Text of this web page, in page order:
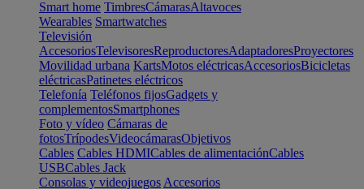
Smart home TimbresCámarasAltavoces
Wearables Smartwatches
Televisión
AccesoriosTelevisoresReproductoresAdaptadoresProyectores
Movilidad urbana KartsMotos eléctricasAccesoriosBicicletas
eléctricasPatinetes eléctricos
Telefonía Teléfonos fijosGadgets y
complementosSmartphones
Foto y vídeo Cámaras de
fotosTrípodesVideocámarasObjetivos
Cables Cables HDMICables de alimentaciónCables
USBCables Jack
Consolas y videojuegos Accesorios